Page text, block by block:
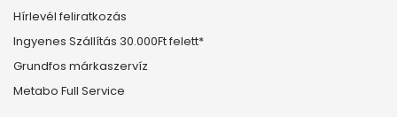
Hírlevél feliratkozás
Ingyenes Szállítás 30.000Ft felett*
Grundfos márkaszervíz
Metabo Full Service